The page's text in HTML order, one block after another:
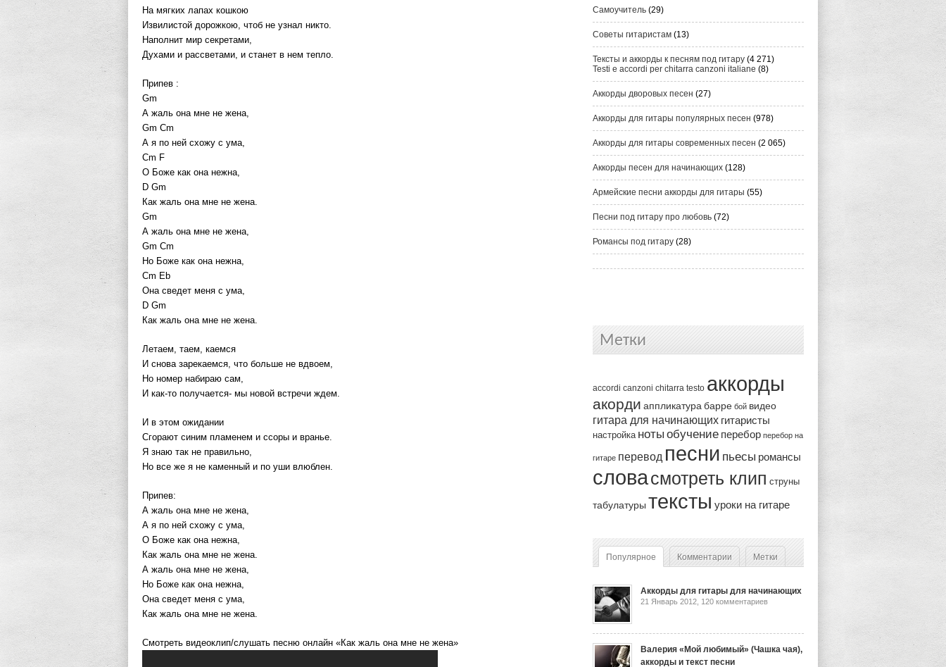
На мягких лапах кошкою
Извилистой дорожкою, чтоб не узнал никто.
Наполнит мир секретами,
Духами и рассветами, и станет в нем тепло.
Припев :
Gm
А жаль она мне не жена,
Gm Cm
А я по ней схожу с ума,
Cm F
О Боже как она нежна,
D Gm
Как жаль она мне не жена.
Gm
А жаль она мне не жена,
Gm Cm
Но Боже как она нежна,
Cm Eb
Она сведет меня с ума,
D Gm
Как жаль она мне не жена.
Летаем, таем, каемся
И снова зарекаемся, что больше не вдвоем,
Но номер набираю сам,
И как-то получается- мы новой встречи ждем.
И в этом ожидании
Сгорают синим пламенем и ссоры и вранье.
Я знаю так не правильно,
Но все же я не каменный и по уши влюблен.
Припев:
А жаль она мне не жена,
А я по ней схожу с ума,
О Боже как она нежна,
Как жаль она мне не жена.
А жаль она мне не жена,
Но Боже как она нежна,
Она сведет меня с ума,
Как жаль она мне не жена.
Смотреть видеоклип/слушать песню онлайн «Как жаль она мне не жена»
Самоучитель (29)
Советы гитаристам (13)
Тексты и аккорды к песням под гитару (4 271)
Testi e accordi per chitarra canzoni italiane (8)
Аккорды дворовых песен (27)
Аккорды для гитары популярных песен (978)
Аккорды для гитары современных песен (2 065)
Аккорды песен для начинающих (128)
Армейские песни аккорды для гитары (55)
Песни под гитару про любовь (72)
Романсы под гитару (28)
Метки
accordi canzoni chitarra testo аккорды
акорди аппликатура барре бой видео
гитара для начинающих гитаристы
настройка ноты обучение перебор перебор на
гитаре перевод песни пьесы романсы
словасмотреть клип струны
табулатуры тексты уроки на гитаре
Популярное Комментарии Метки
Аккорды для гитары для начинающих
21 Январь 2012, 120 комментариев
Валерия «Мой любимый» (Чашка чая),
аккорды и текст песни